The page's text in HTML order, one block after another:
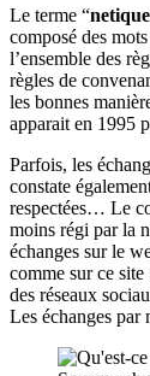
Le terme “
composé des
l’ensemble des
règles de
les bonnes
apparait en 1995
Parfois, les
constate
respectées… Le
moins régi par la
échanges sur le
comme sur ce
des réseaux
Les échanges par